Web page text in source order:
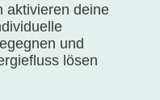
aktivieren deine
und
lösen